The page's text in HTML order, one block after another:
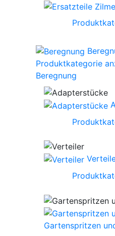
Produktkategorie
Beregnung
Gartenspritzen